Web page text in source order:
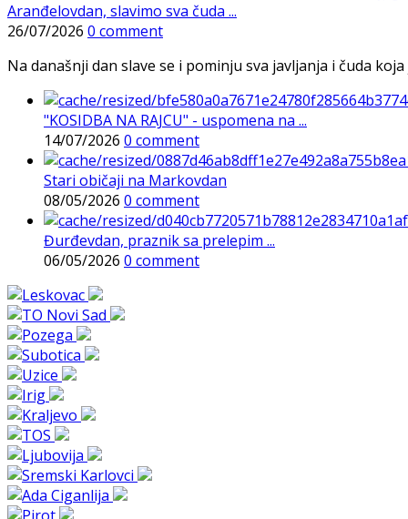
Aranđelovdan, slavimo sva čuda ...
26/07/2026 0 comment
Na današnji dan slave se i pominju sva javljanja i čuda
"KOSIDBA NA RAJCU" - uspomena na ...
14/07/2026 0 comment
Stari običaji na Markovdan
08/05/2026 0 comment
Đurđevdan, praznik sa prelepim ...
06/05/2026 0 comment